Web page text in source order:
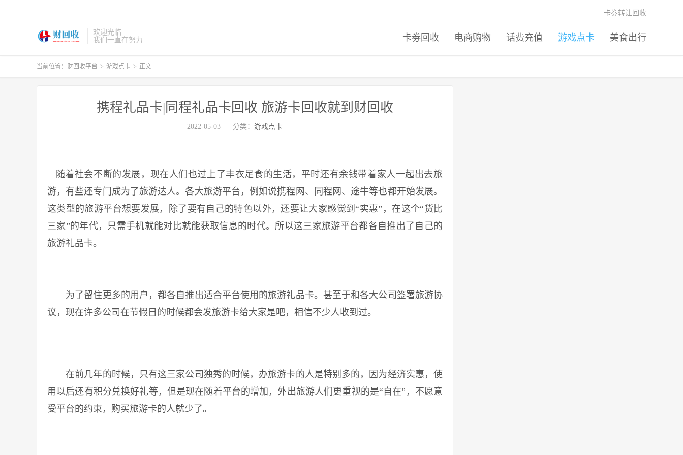
欢迎光临
我们一直在努力
卡劵回收 电商购物 话费充值 游戏点卡 美食出行
卡劵转让回收
当前位置： 财回收平台 > 游戏点卡 > 正文
携程礼品卡|同程礼品卡回收 旅游卡回收就到财回收
2022-05-03 分类： 游戏点卡
随着社会不断的发展，现在人们也过上了丰衣足食的生活，平时还有余钱带着家人一起出去旅
游，有些还专门成为了旅游达人。各大旅游平台，例如说携程网、同程网、途牛等也都开始发展。
这类型的旅游平台想要发展，除了要有自己的特色以外，还要让大家感觉到“实惠”，在这个“货比
三家”的年代，只需手机就能对比就能获取信息的时代。所以这三家旅游平台都各自推出了自己的
旅游礼品卡。
为了留住更多的用户，都各自推出适合平台使用的旅游礼品卡。甚至于和各大公司签署旅游协
议，现在许多公司在节假日的时候都会发旅游卡给大家是吧，相信不少人收到过。
在前几年的时候，只有这三家公司独秀的时候，办旅游卡的人是特别多的，因为经济实惠，使
用以后还有积分兑换好礼等，但是现在随着平台的增加，外出旅游人们更重视的是“自在”，不愿意
受平台的约束，购买旅游卡的人就少了。